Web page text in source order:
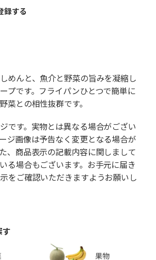
録する
めんと、魚介と野菜の旨みを凝縮し
プです。フライパンひとつで簡単に
菜との相性抜群です。
です。実物とは異なる場合がござい
ジ画像は予告なく変更となる場合が
、商品表示の記載内容に関しまして
る場合もございます。お手元に届き
をご確認いただきますようお願いし
す